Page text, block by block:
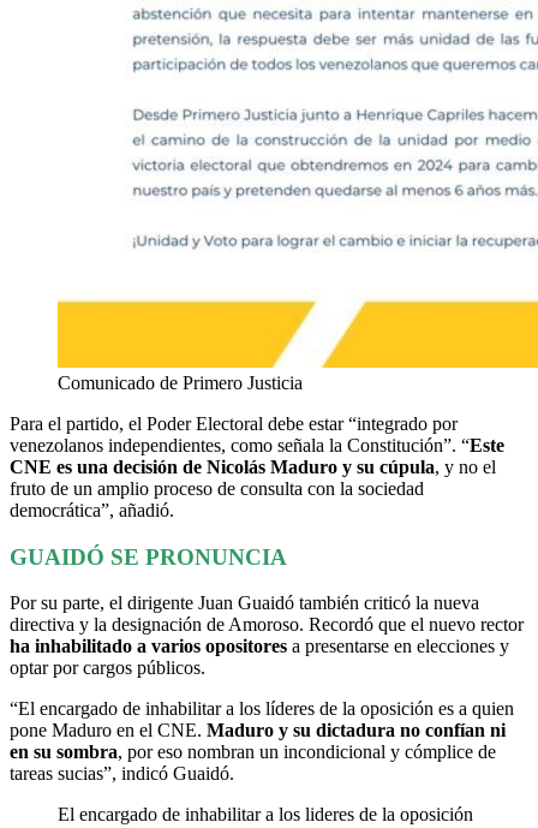
Comunicado de Primero Justicia
Para el partido, el Poder Electoral debe estar “integrado por
venezolanos independientes, como señala la Constitución”. “Este
CNE es una decisión de Nicolás Maduro y su cúpula, y no el
fruto de un amplio proceso de consulta con la sociedad
democrática”, añadió.
GUAIDÓ SE PRONUNCIA
Por su parte, el dirigente Juan Guaidó también criticó la nueva
directiva y la designación de Amoroso. Recordó que el nuevo rector
ha inhabilitado a varios opositores a presentarse en elecciones y
optar por cargos públicos.
“El encargado de inhabilitar a los líderes de la oposición es a quien
pone Maduro en el CNE. Maduro y su dictadura no confían ni
en su sombra, por eso nombran un incondicional y cómplice de
tareas sucias”, indicó Guaidó.
El encargado de inhabilitar a los lideres de la oposición